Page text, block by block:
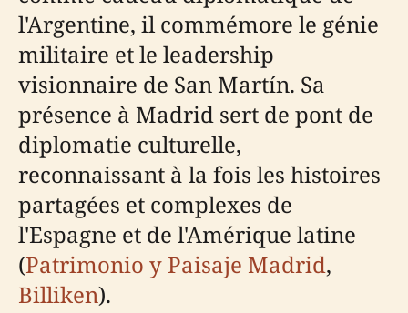
l'Argentine, il commémore le génie
militaire et le leadership
visionnaire de San Martín. Sa
présence à Madrid sert de pont de
diplomatie culturelle,
reconnaissant à la fois les histoires
partagées et complexes de
l'Espagne et de l'Amérique latine
(Patrimonio y Paisaje Madrid,
Billiken).